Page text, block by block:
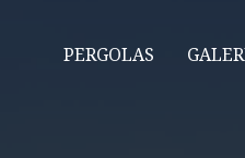
PERGOLAS